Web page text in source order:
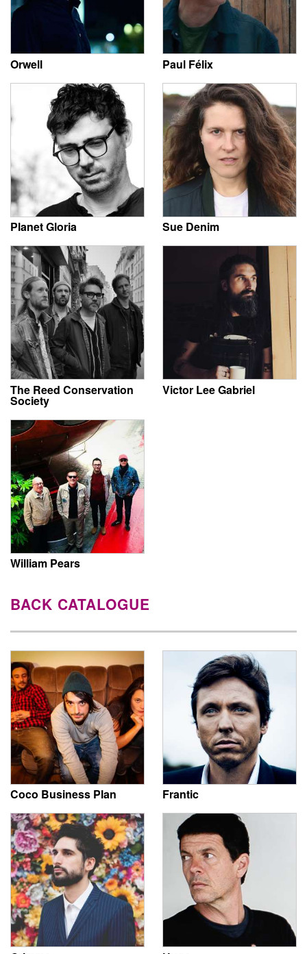
Orwell Paul Félix
Planet Gloria Sue Denim
The Reed Conservation
Society
Victor Lee Gabriel
William Pears
BACK CATALOGUE
Coco Business Plan Frantic